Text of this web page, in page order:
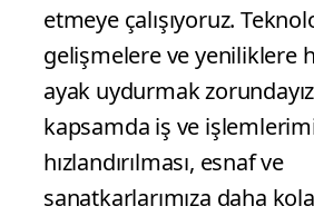
etmeye çalışıyoruz.
gelişmelere ve yeniliklere
ayak uydurmak
kapsamda iş ve
hızlandırılması, esnaf ve
sanatkarlarımıza daha